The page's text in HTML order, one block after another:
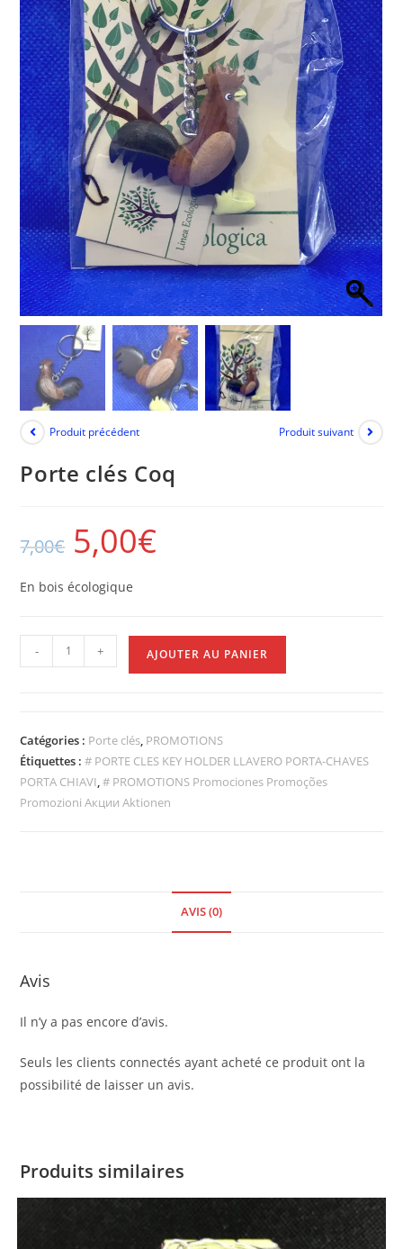
Produit précédent Produit suivant
Porte clés Coq
7,00€ 5,00€
En bois écologique
- + AJOUTER AU PANIER
Catégories : Porte clés, PROMOTIONS
Étiquettes :# PORTE CLES KEY HOLDER LLAVERO PORTA-CHAVES
PORTA CHIAVI,# PROMOTIONS Promociones Promoções
Promozioni Акции Aktionen
AVIS (0)
Avis
Il n’y a pas encore d’avis.
Seuls les clients connectés ayant acheté ce produit ont la
possibilité de laisser un avis.
Produits similaires